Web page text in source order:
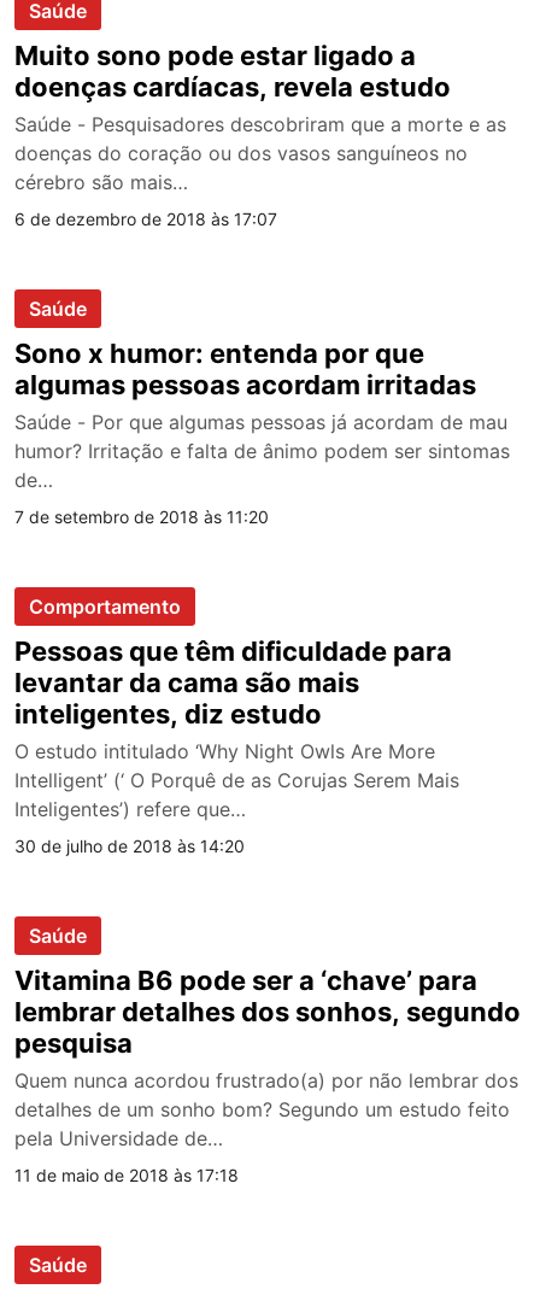
Saúde
Muito sono pode estar ligado a
doenças cardíacas, revela estudo
Saúde - Pesquisadores descobriram que a morte e as
doenças do coração ou dos vasos sanguíneos no
cérebro são mais…
6 de dezembro de 2018 às 17:07
Saúde
Sono x humor: entenda por que
algumas pessoas acordam irritadas
Saúde - Por que algumas pessoas já acordam de mau
humor? Irritação e falta de ânimo podem ser sintomas
de…
7 de setembro de 2018 às 11:20
Comportamento
Pessoas que têm dificuldade para
levantar da cama são mais
inteligentes, diz estudo
O estudo intitulado ‘Why Night Owls Are More
Intelligent’ (‘ O Porquê de as Corujas Serem Mais
Inteligentes’) refere que…
30 de julho de 2018 às 14:20
Saúde
Vitamina B6 pode ser a ‘chave’ para
lembrar detalhes dos sonhos, segundo
pesquisa
Quem nunca acordou frustrado(a) por não lembrar dos
detalhes de um sonho bom? Segundo um estudo feito
pela Universidade de…
11 de maio de 2018 às 17:18
Saúde